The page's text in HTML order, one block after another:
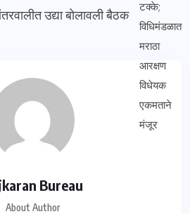
उद्या बोलावली बैठक
Bureau
About Author